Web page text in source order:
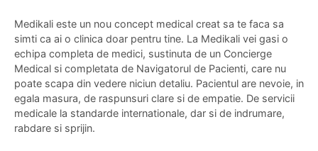
Medikali este un nou concept medical creat sa te faca sa
simti ca ai o clinica doar pentru tine. La Medikali vei gasi o
echipa completa de medici, sustinuta de un Concierge
Medical si completata de Navigatorul de Pacienti, care nu
poate scapa din vedere niciun detaliu. Pacientul are nevoie, in
egala masura, de raspunsuri clare si de empatie. De servicii
medicale la standarde internationale, dar si de indrumare,
rabdare si sprijin.